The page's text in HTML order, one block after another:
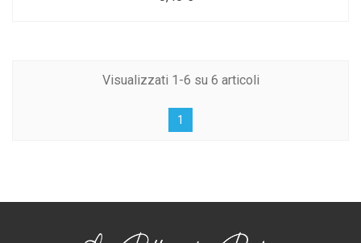
Visualizzati 1-6 su 6 articoli
1